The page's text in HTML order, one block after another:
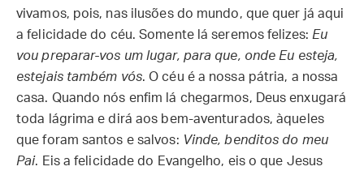
vivamos, pois, nas ilusões do mundo, que quer já aqui
a felicidade do céu. Somente lá seremos felizes: Eu
vou preparar-vos um lugar, para que, onde Eu esteja,
estejais também vós. O céu é a nossa pátria, a nossa
casa. Quando nós enfim lá chegarmos, Deus enxugará
toda lágrima e dirá aos bem-aventurados, àqueles
que foram santos e salvos: Vinde, benditos do meu
Pai. Eis a felicidade do Evangelho, eis o que Jesus